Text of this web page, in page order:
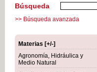
Búsqueda
>> Búsqueda avanzada
Materias [+/-]
Agronomía, Hidráulica y
Medio Natural